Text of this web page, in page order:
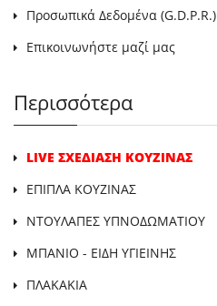
Προσωπικά Δεδομένα (G.D.P.R.)
Επικοινωνήστε μαζί μας
Περισσότερα
LIVE ΣΧΕΔΙΑΣΗ ΚΟΥΖΙΝΑΣ
ΕΠΙΠΛΑ ΚΟΥΖΙΝΑΣ
ΝΤΟΥΛΑΠΕΣ ΥΠΝΟΔΩΜΑΤΙΟΥ
ΜΠΑΝΙΟ - ΕΙΔΗ ΥΓΙΕΙΝΗΣ
ΠΛΑΚΑΚΙΑ